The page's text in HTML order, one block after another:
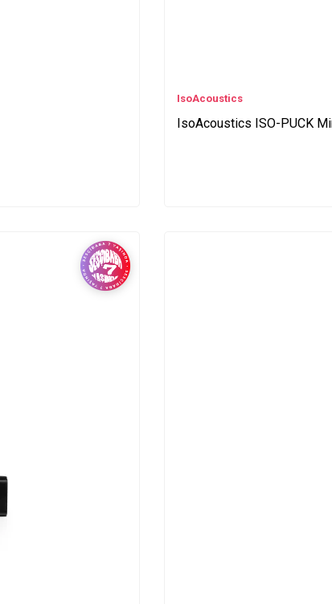
IsoAcoustics
IsoAcoustics ISO-PUCK